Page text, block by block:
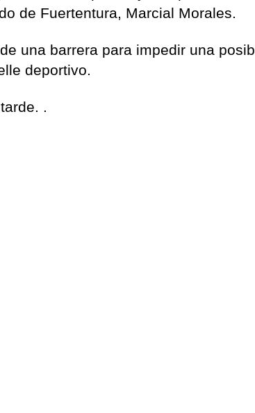
de Fuertentura, Marcial Morales.
una barrera para impedir una
deportivo.
.